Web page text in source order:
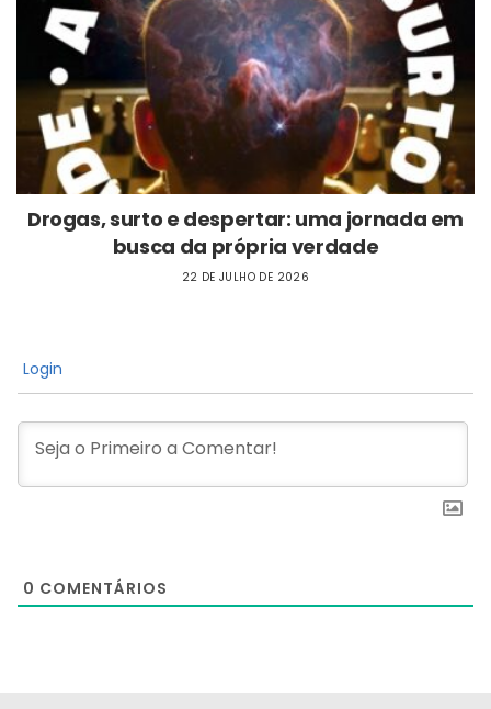
Drogas, surto e despertar: uma jornada em
busca da própria verdade
22 DE JULHO DE 2026
Login
0 COMENTÁRIOS